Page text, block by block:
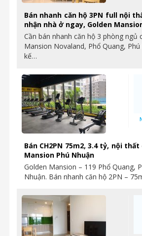
Bán nhanh căn hộ 3PN full nội
nhận nhà ở ngay, Golden
Cần bán nhanh căn hộ 3 phòng ngủ
Mansion Novaland, Phổ Quang,
kế…
Bán CH2PN 75m2, 3.4 tỷ, nội
Mansion Phú Nhuận
Golden Mansion – 119 Phổ Quang,
Nhuận. Bán nhanh căn hộ 2PN –